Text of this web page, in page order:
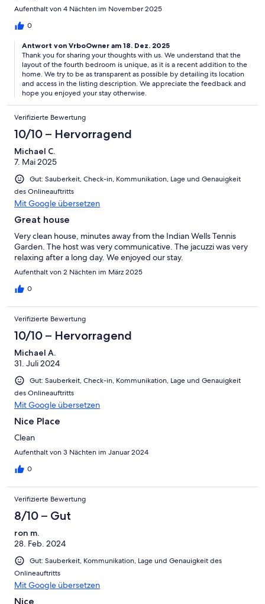
Aufenthalt von 4 Nächten im November 2025
0
Antwort von VrboOwner am 18. Dez. 2025
Thank you for sharing your thoughts with us. We understand that the
layout of the fourth bedroom is unique, as it is a recent addition to the
home. We try to be as transparent as possible by detailing its location
and access in the listing description. We appreciate the feedback and
hope you enjoyed your stay otherwise.
Verifizierte Bewertung
10/10 – Hervorragend
Michael C.
7. Mai 2025
Gut: Sauberkeit, Check-in, Kommunikation, Lage und Genauigkeit
des Onlineauftritts
Mit Google übersetzen
Great house
Very clean house, minutes away from the Indian Wells Tennis
Garden. The host was very communicative. The jacuzzi was very
relaxing after a long day. We enjoyed our stay.
Aufenthalt von 2 Nächten im März 2025
0
Verifizierte Bewertung
10/10 – Hervorragend
Michael A.
31. Juli 2024
Gut: Sauberkeit, Check-in, Kommunikation, Lage und Genauigkeit
des Onlineauftritts
Mit Google übersetzen
Nice Place
Clean
Aufenthalt von 3 Nächten im Januar 2024
0
Verifizierte Bewertung
8/10 – Gut
ron m.
28. Feb. 2024
Gut: Sauberkeit, Kommunikation, Lage und Genauigkeit des
Onlineauftritts
Mit Google übersetzen
Nice